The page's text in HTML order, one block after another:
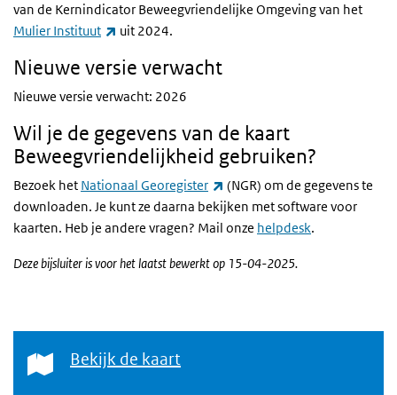
van de Kernindicator Beweegvriendelijke Omgeving van het
Mulier Instituut
(externe link)
uit 2024.
Nieuwe versie verwacht
Nieuwe versie verwacht: 2026
Wil je de gegevens van de kaart
Beweegvriendelijkheid gebruiken?
Bezoek het Nationaal Georegister (externe link)
(NGR) om de gegevens te
downloaden. Je kunt ze daarna bekijken met software voor
kaarten. Heb je andere vragen? Mail onze helpdesk.
Deze bijsluiter is voor het laatst bewerkt op 15-04-2025.
Bekijk de kaart
Bekijk de kaart